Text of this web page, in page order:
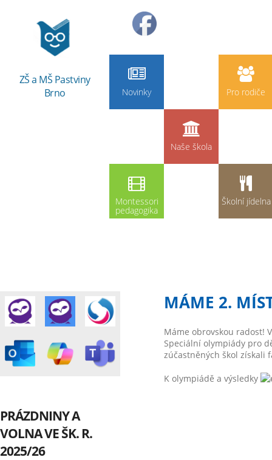
ZŠ a MŠ Pastviny
Brno
Novinky Pro rodiče
Naše škola
Montessori
pedagogika
Školní jídelna
PRÁZDNINY A
VOLNA VE ŠK. R.
2025/26
MÁME 2.
Máme obrovskou radost!
Speciální olympiády pro
zúčastněných škol získali
K olympiádě a výsledky